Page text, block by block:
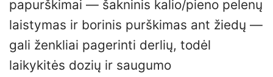
papurškimai — šakninis kalio/pieno pelenų
laistymas ir borinis purškimas ant žiedų —
gali ženkliai pagerinti derlių, todėl
laikykitės dozių ir saugumo